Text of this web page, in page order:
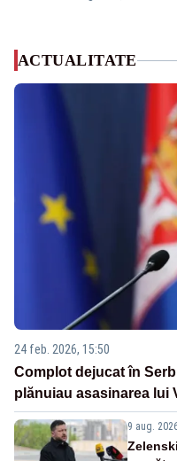
ACTUALITATE
24 feb. 2026, 15:50
Complot dejucat în
plănuiau asasinarea lui
9 aug.